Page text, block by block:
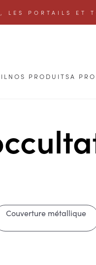
LES PORTAILS ET
NOS PRODUITSA
Couverture métallique